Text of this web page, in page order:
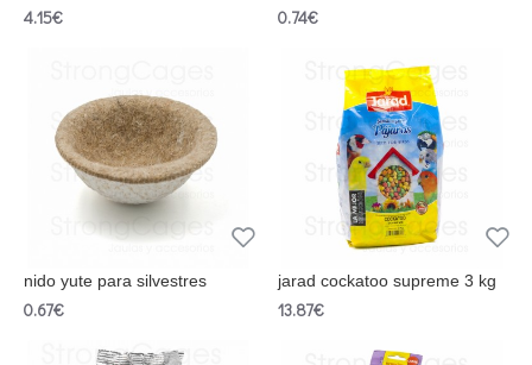
4.15€ 0.74€
nido yute para silvestres
0.67€
jarad cockatoo supreme 3 kg
13.87€